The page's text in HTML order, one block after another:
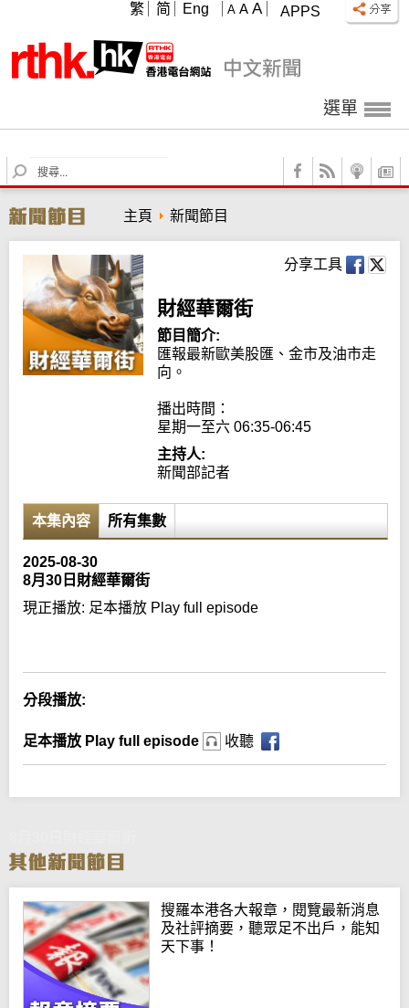
APPS
A A A
繁 简 Eng
選單
S
e
r
c
h
主頁 新聞節目
分享工具
財經華爾街
節目簡介:
匯報最新歐美股匯、金市及油市走
向。
播出時間：
星期一至六 06:35-06:45
主持人:
新聞部記者
本集內容 所有集數
2025-08-30
8月30日財經華爾街
現正播放: 足本播放 Play full episode
分段播放:
足本播放 Play full episode 收聽
搜羅本港各大報章，閱覽最新消息
及社評摘要，聽眾足不出戶，能知
天下事！